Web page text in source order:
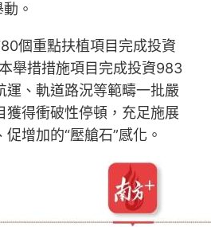
。
個重點扶植項目完成投資
舉措措施項目完成投資983
運、軌道路況等範疇一批嚴
獲得衝破性停頓，充足施展
促增加的“壓艙石”感化。